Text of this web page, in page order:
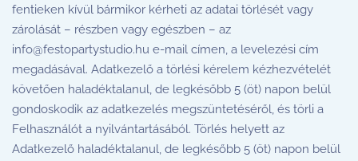
fentieken kívül bármikor kérheti az adatai törlését vagy
zárolását – részben vagy egészben – az
info@festopartystudio.hu e-mail címen, a levelezési cím
megadásával. Adatkezelő a törlési kérelem kézhezvételét
követően haladéktalanul, de legkésőbb 5 (öt) napon belül
gondoskodik az adatkezelés megszüntetéséről, és törli a
Felhasználót a nyilvántartásából. Törlés helyett az
Adatkezelő haladéktalanul, de legkésőbb 5 (öt) napon belül